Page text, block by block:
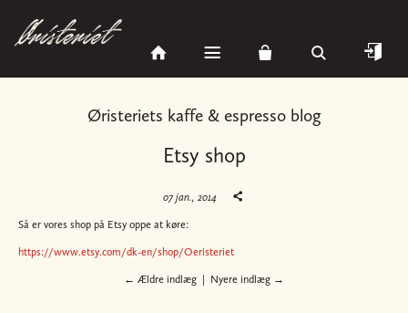
Øristeriets kaffe & espresso blog
Etsy shop
07 jan., 2014
Så er vores shop på Etsy oppe at køre:
https://www.etsy.com/dk-en/shop/Oeristeriet
← Ældre indlæg | Nyere indlæg →